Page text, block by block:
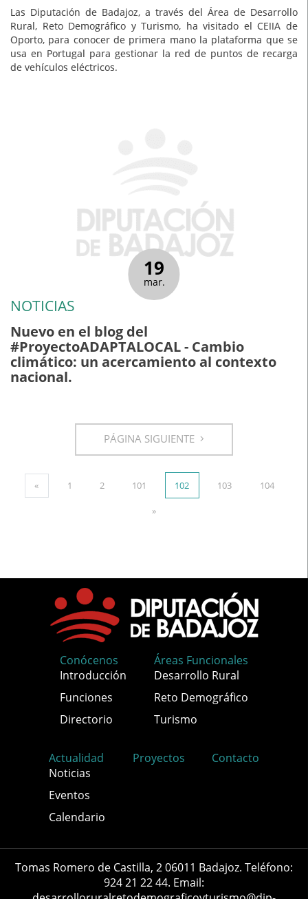
Las Diputación de Badajoz, a través del Área de Desarrollo
Rural, Reto Demográfico y Turismo, ha visitado el CEIIA de
Oporto, para conocer de primera mano la plataforma que se
usa en Portugal para gestionar la red de puntos de recarga
de vehículos eléctricos.
19
mar.
NOTICIAS
Nuevo en el blog del
#ProyectoADAPTALOCAL - Cambio
climático: un acercamiento al contexto
nacional.
PÁGINA SIGUIENTE
« 1 2 101 102 103 104
»
Conócenos
Introducción
Funciones
Directorio
Áreas Funcionales
Desarrollo Rural
Reto Demográfico
Turismo
Actualidad
Noticias
Eventos
Calendario
Proyectos Contacto
Tomas Romero de Castilla, 2 06011 Badajoz. Teléfono:
924 21 22 44. Email: